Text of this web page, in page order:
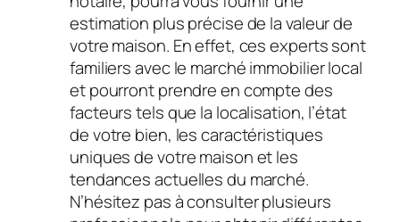
estimation plus précise de la valeur de
votre maison. En effet, ces experts sont
familiers avec le marché immobilier local
et pourront prendre en compte des
facteurs tels que la localisation, l’état
de votre bien, les caractéristiques
uniques de votre maison et les
tendances actuelles du marché.
N’hésitez pas à consulter plusieurs